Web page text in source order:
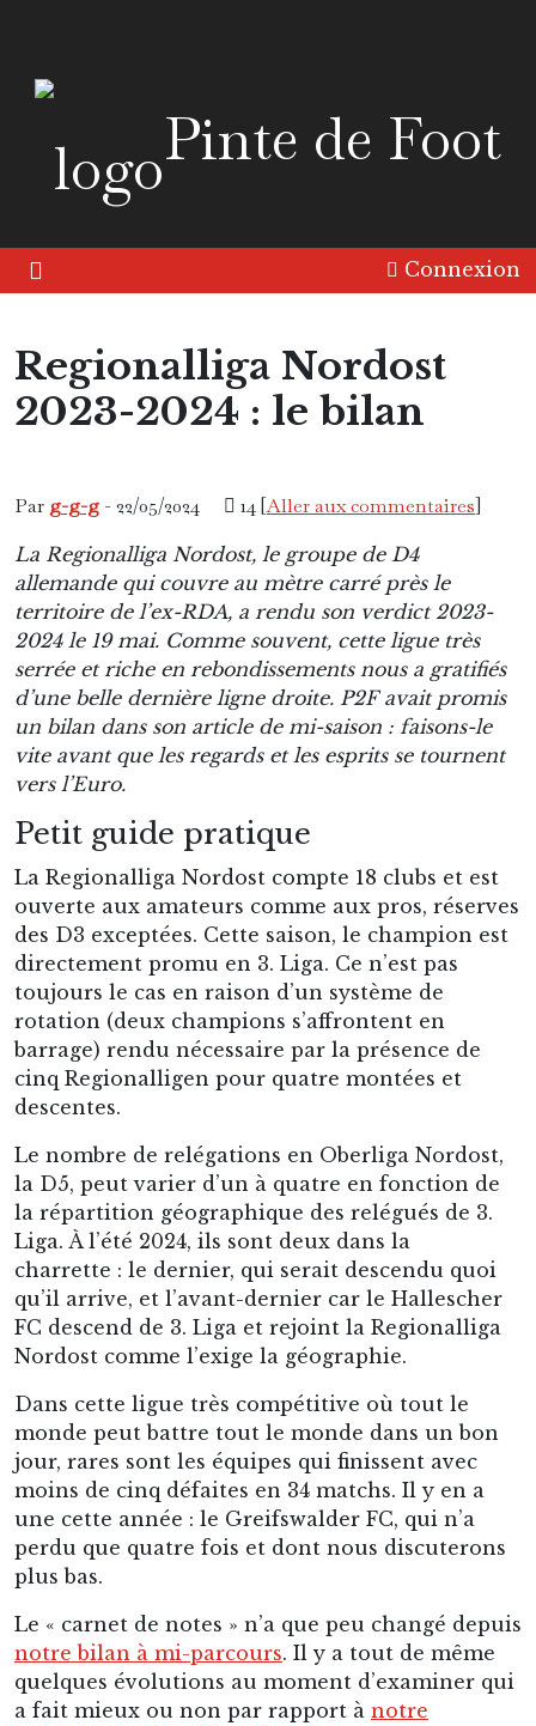
Pinte de Foot
Connexion
Regionalliga Nordost
2023-2024 : le bilan
Continent Europe
Par g-g-g - 22/05/2024 14 [Aller aux commentaires]
La Regionalliga Nordost, le groupe de D4
allemande qui couvre au mètre carré près le
territoire de l’ex-RDA, a rendu son verdict 2023-
2024 le 19 mai. Comme souvent, cette ligue très
serrée et riche en rebondissements nous a gratifiés
d’une belle dernière ligne droite. P2F avait promis
un bilan dans son article de mi-saison : faisons-le
vite avant que les regards et les esprits se tournent
vers l’Euro.
Petit guide pratique
La Regionalliga Nordost compte 18 clubs et est
ouverte aux amateurs comme aux pros, réserves
des D3 exceptées. Cette saison, le champion est
directement promu en 3. Liga. Ce n’est pas
toujours le cas en raison d’un système de
rotation (deux champions s’affrontent en
barrage) rendu nécessaire par la présence de
cinq Regionalligen pour quatre montées et
descentes.
Le nombre de relégations en Oberliga Nordost,
la D5, peut varier d’un à quatre en fonction de
la répartition géographique des relégués de 3.
Liga. À l’été 2024, ils sont deux dans la
charrette : le dernier, qui serait descendu quoi
qu’il arrive, et l’avant-dernier car le Hallescher
FC descend de 3. Liga et rejoint la Regionalliga
Nordost comme l’exige la géographie.
Dans cette ligue très compétitive où tout le
monde peut battre tout le monde dans un bon
jour, rares sont les équipes qui finissent avec
moins de cinq défaites en 34 matchs. Il y en a
une cette année : le Greifswalder FC, qui n’a
perdu que quatre fois et dont nous discuterons
plus bas.
Le « carnet de notes » n’a que peu changé depuis
notre bilan à mi-parcours. Il y a tout de même
quelques évolutions au moment d’examiner qui
a fait mieux ou non par rapport à notre